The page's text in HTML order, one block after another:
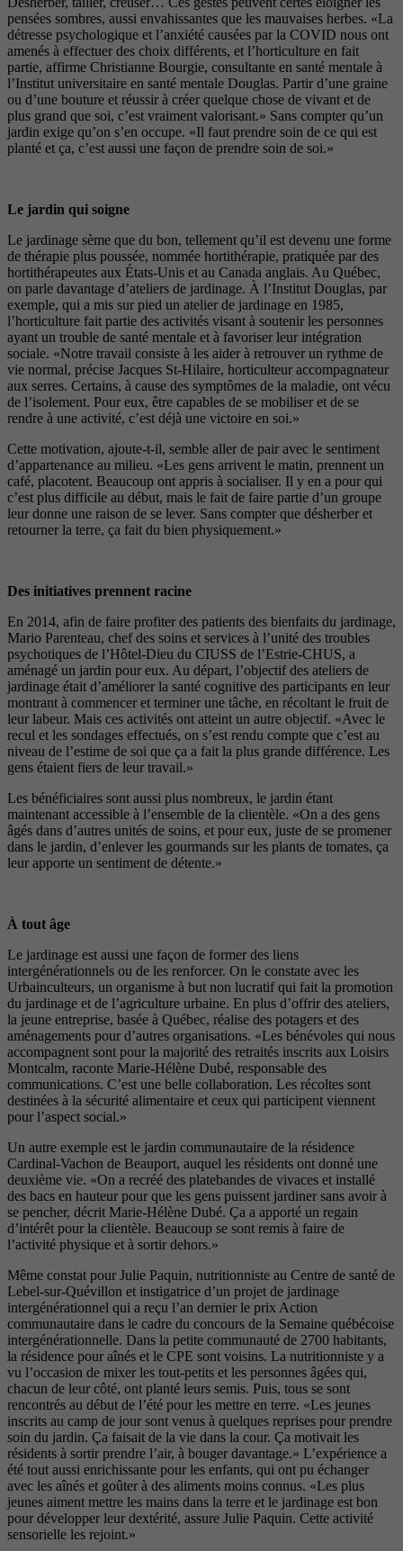
pensées sombres, aussi envahissantes que les mauvaises herbes. «La
détresse psychologique et l’anxiété causées par la COVID nous ont
amenés à effectuer des choix différents, et l’horticulture en fait
partie, affirme Christianne Bourgie, consultante en santé mentale à
l’Institut universitaire en santé mentale Douglas. Partir d’une graine
ou d’une bouture et réussir à créer quelque chose de vivant et de
plus grand que soi, c’est vraiment valorisant.» Sans compter qu’un
jardin exige qu’on s’en occupe. «Il faut prendre soin de ce qui est
planté et ça, c’est aussi une façon de prendre soin de soi.»
Le jardin qui soigne
Le jardinage sème que du bon, tellement qu’il est devenu une forme
de thérapie plus poussée, nommée hortithérapie, pratiquée par des
hortithérapeutes aux États-Unis et au Canada anglais. Au Québec,
on parle davantage d’ateliers de jardinage. À l’Institut Douglas, par
exemple, qui a mis sur pied un atelier de jardinage en 1985,
l’horticulture fait partie des activités visant à soutenir les personnes
ayant un trouble de santé mentale et à favoriser leur intégration
sociale. «Notre travail consiste à les aider à retrouver un rythme de
vie normal, précise Jacques St-Hilaire, horticulteur accompagnateur
aux serres. Certains, à cause des symptômes de la maladie, ont vécu
de l’isolement. Pour eux, être capables de se mobiliser et de se
rendre à une activité, c’est déjà une victoire en soi.»
Cette motivation, ajoute-t-il, semble aller de pair avec le sentiment
d’appartenance au milieu. «Les gens arrivent le matin, prennent un
café, placotent. Beaucoup ont appris à socialiser. Il y en a pour qui
c’est plus difficile au début, mais le fait de faire partie d’un groupe
leur donne une raison de se lever. Sans compter que désherber et
retourner la terre, ça fait du bien physiquement.»
Des initiatives prennent racine
En 2014, afin de faire profiter des patients des bienfaits du jardinage,
Mario Parenteau, chef des soins et services à l’unité des troubles
psychotiques de l’Hôtel-Dieu du CIUSS de l’Estrie-CHUS, a
aménagé un jardin pour eux. Au départ, l’objectif des ateliers de
jardinage était d’améliorer la santé cognitive des participants en leur
montrant à commencer et terminer une tâche, en récoltant le fruit de
leur labeur. Mais ces activités ont atteint un autre objectif. «Avec le
recul et les sondages effectués, on s’est rendu compte que c’est au
niveau de l’estime de soi que ça a fait la plus grande différence. Les
gens étaient fiers de leur travail.»
Les bénéficiaires sont aussi plus nombreux, le jardin étant
maintenant accessible à l’ensemble de la clientèle. «On a des gens
âgés dans d’autres unités de soins, et pour eux, juste de se promener
dans le jardin, d’enlever les gourmands sur les plants de tomates, ça
leur apporte un sentiment de détente.»
À tout âge
Le jardinage est aussi une façon de former des liens
intergénérationnels ou de les renforcer. On le constate avec les
Urbainculteurs, un organisme à but non lucratif qui fait la promotion
du jardinage et de l’agriculture urbaine. En plus d’offrir des ateliers,
la jeune entreprise, basée à Québec, réalise des potagers et des
aménagements pour d’autres organisations. «Les bénévoles qui nous
accompagnent sont pour la majorité des retraités inscrits aux Loisirs
Montcalm, raconte Marie-Hélène Dubé, responsable des
communications. C’est une belle collaboration. Les récoltes sont
destinées à la sécurité alimentaire et ceux qui participent viennent
pour l’aspect social.»
Un autre exemple est le jardin communautaire de la résidence
Cardinal-Vachon de Beauport, auquel les résidents ont donné une
deuxième vie. «On a recréé des platebandes de vivaces et installé
des bacs en hauteur pour que les gens puissent jardiner sans avoir à
se pencher, décrit Marie-Hélène Dubé. Ça a apporté un regain
d’intérêt pour la clientèle. Beaucoup se sont remis à faire de
l’activité physique et à sortir dehors.»
Même constat pour Julie Paquin, nutritionniste au Centre de santé de
Lebel-sur-Quévillon et instigatrice d’un projet de jardinage
intergénérationnel qui a reçu l’an dernier le prix Action
communautaire dans le cadre du concours de la Semaine québécoise
intergénérationnelle. Dans la petite communauté de 2700 habitants,
la résidence pour aînés et le CPE sont voisins. La nutritionniste y a
vu l’occasion de mixer les tout-petits et les personnes âgées qui,
chacun de leur côté, ont planté leurs semis. Puis, tous se sont
rencontrés au début de l’été pour les mettre en terre. «Les jeunes
inscrits au camp de jour sont venus à quelques reprises pour prendre
soin du jardin. Ça faisait de la vie dans la cour. Ça motivait les
résidents à sortir prendre l’air, à bouger davantage.» L’expérience a
été tout aussi enrichissante pour les enfants, qui ont pu échanger
avec les aînés et goûter à des aliments moins connus. «Les plus
jeunes aiment mettre les mains dans la terre et le jardinage est bon
pour développer leur dextérité, assure Julie Paquin. Cette activité
sensorielle les rejoint.»